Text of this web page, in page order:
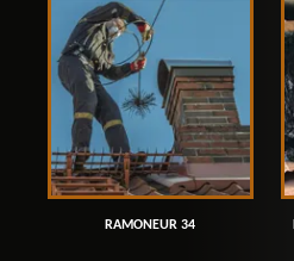
RAMONEUR 34